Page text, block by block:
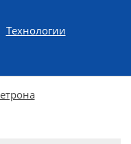
Технологии